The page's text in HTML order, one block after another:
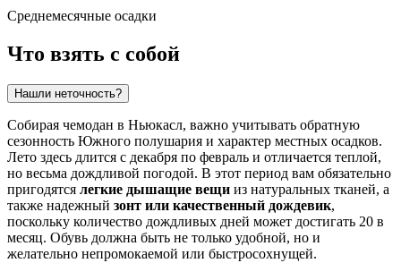
Среднемесячные осадки
Что взять с собой
Нашли неточность?
Собирая чемодан в Ньюкасл, важно учитывать обратную
сезонность Южного полушария и характер местных осадков.
Лето здесь длится с декабря по февраль и отличается теплой,
но весьма дождливой погодой. В этот период вам обязательно
пригодятся легкие дышащие вещи из натуральных тканей, а
также надежный зонт или качественный дождевик,
поскольку количество дождливых дней может достигать 20 в
месяц. Обувь должна быть не только удобной, но и
желательно непромокаемой или быстросохнущей.